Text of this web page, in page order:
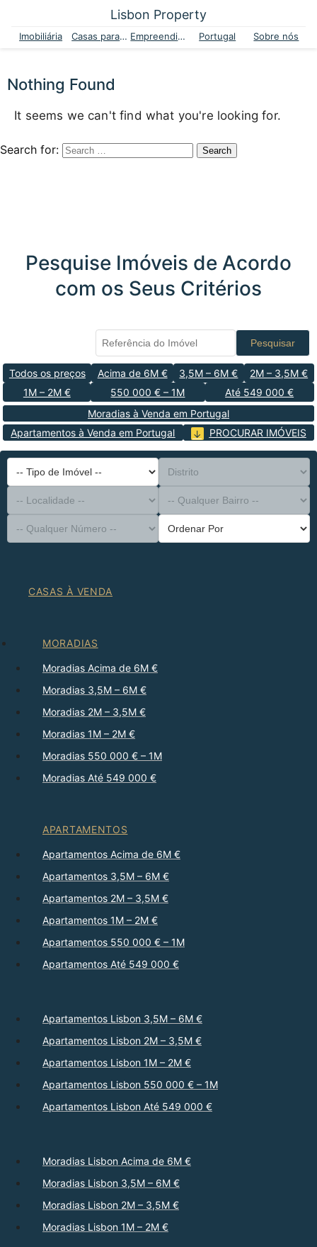
Lisbon Property
Imobiliária Casas para venda Empreendimentos Portugal Sobre nós
Nothing Found
It seems we can't find what you're looking for.
Search for:
Pesquise Imóveis de Acordo
com os Seus Critérios
Pesquisar
Todos os preços Acima de 6M € 3,5M – 6M €
2M – 3,5M €
1M – 2M €
550 000 € – 1M
Até 549 000 €
Moradias à Venda em Portugal
Apartamentos à Venda em Portugal
PROCURAR IMÓVEIS
-- Tipo de Imóvel --
Distrito
-- Localidade --
-- Qualquer Bairro --
-- Qualquer Número --
Ordenar Por
CASAS À VENDA
MORADIAS
Moradias Acima de 6M €
Moradias 3,5M – 6M €
Moradias 2M – 3,5M €
Moradias 1M – 2M €
Moradias 550 000 € – 1M
Moradias Até 549 000 €
APARTAMENTOS
Apartamentos Acima de 6M €
Apartamentos 3,5M – 6M €
Apartamentos 2M – 3,5M €
Apartamentos 1M – 2M €
Apartamentos 550 000 € – 1M
Apartamentos Até 549 000 €
Apartamentos Lisbon 3,5M – 6M €
Apartamentos Lisbon 2M – 3,5M €
Apartamentos Lisbon 1M – 2M €
Apartamentos Lisbon 550 000 € – 1M
Apartamentos Lisbon Até 549 000 €
Moradias Lisbon Acima de 6M €
Moradias Lisbon 3,5M – 6M €
Moradias Lisbon 2M – 3,5M €
Moradias Lisbon 1M – 2M €